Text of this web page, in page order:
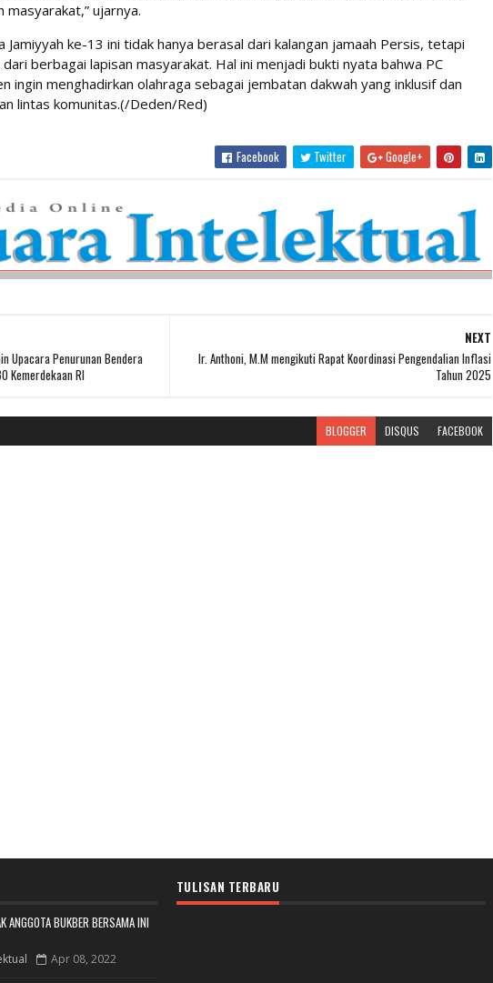
ujarnya.
Jamiyyah ke-13 ini tidak hanya berasal dari kalangan jamaah Persis, tetapi
berbagai lapisan masyarakat. Hal ini menjadi bukti nyata bahwa PC
ingin menghadirkan olahraga sebagai jembatan dakwah yang inklusif dan
lintas komunitas.(/Deden/Red)
Facebook Twitter Google+
NEXT
Ir. Anthoni, M.M mengikuti Rapat Koordinasi Pengendalian Inflasi
Tahun 2025
Upacara Penurunan Bendera
Kemerdekaan RI
BLOGGER DISQUS FACEBOOK
ANGGOTA BUKBER BERSAMA INI
Apr 08, 2022
TULISAN TERBARU